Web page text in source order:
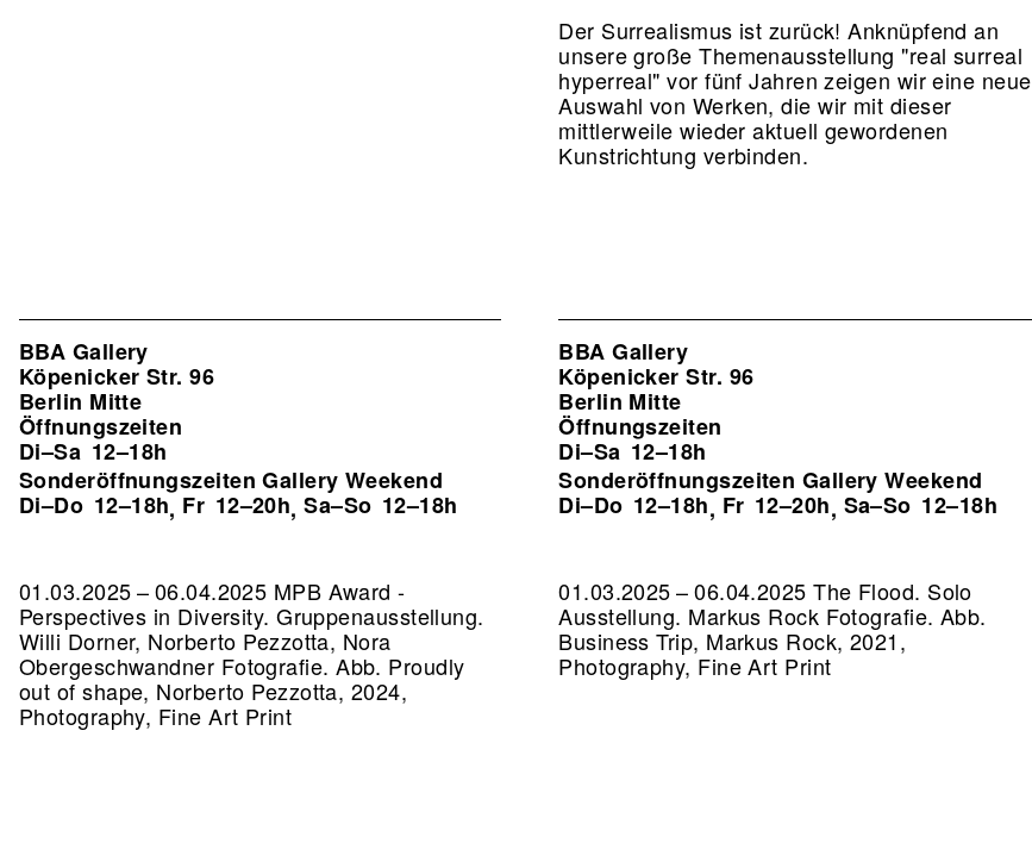
Der Surrealismus ist zurück! Anknüpfend an
unsere große Themenausstellung "real surreal
hyperreal" vor fünf Jahren zeigen wir eine neue
Auswahl von Werken, die wir mit dieser
mittlerweile wieder aktuell gewordenen
Kunstrichtung verbinden.
BBA Gallery
Köpenicker Str. 96
Berlin Mitte
Öffnungszeiten
Di–Sa 12–18h
Sonderöffnungszeiten Gallery Weekend
Di–Do 12–18h, Fr 12–20h,Sa–So 12–18h
01.03.2025 – 06.04.2025 MPB Award -
Perspectives in Diversity. Gruppenausstellung.
Willi Dorner, Norberto Pezzotta, Nora
Obergeschwandner Fotografie.Abb. Proudly
out of shape, Norberto Pezzotta, 2024,
Photography, Fine Art Print
BBA Gallery
Köpenicker Str. 96
Berlin Mitte
Öffnungszeiten
Di–Sa 12–18h
Sonderöffnungszeiten Gallery Weekend
Di–Do 12–18h, Fr 12–20h, Sa–So 12–18h
01.03.2025 – 06.04.2025 The Flood. Solo
Ausstellung. Markus Rock Fotografie. Abb.
Business Trip, Markus Rock, 2021,
Photography, Fine Art Print